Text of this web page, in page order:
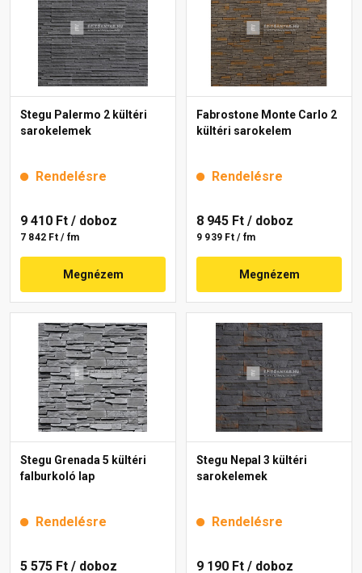
Stegu Palermo 2 kültéri
sarokelemek
Rendelésre
9 410 Ft / doboz
7 842 Ft / fm
Megnézem
Fabrostone Monte Carlo 2
kültéri sarokelem
Rendelésre
8 945 Ft / doboz
9 939 Ft / fm
Megnézem
Stegu Grenada 5 kültéri
falburkoló lap
Rendelésre
5 575 Ft / doboz
Stegu Nepal 3 kültéri
sarokelemek
Rendelésre
9 190 Ft / doboz